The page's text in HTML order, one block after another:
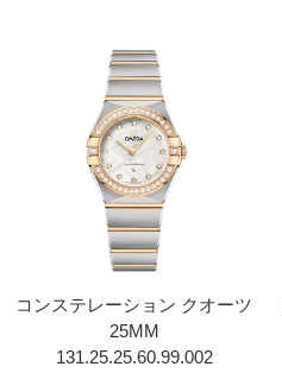
コンステレーション クオーツ
25MM
131.25.25.60.99.00 2